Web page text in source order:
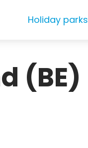
Holiday parks
(BE)